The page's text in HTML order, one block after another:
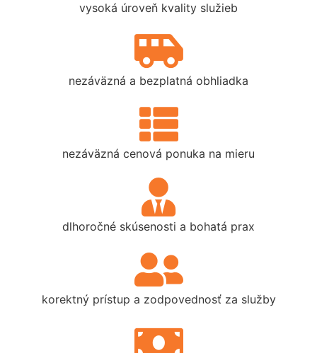
vysoká úroveň kvality služieb
nezáväzná a bezplatná obhliadka
nezáväzná cenová ponuka na mieru
dlhoročné skúsenosti a bohatá prax
korektný prístup a zodpovednosť za služby